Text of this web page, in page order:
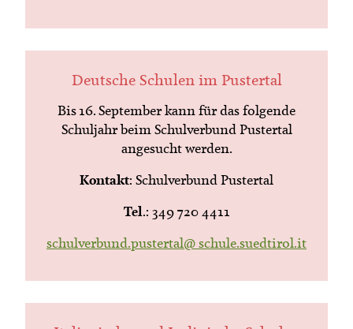
Deutsche Schulen im Pustertal
Bis 16. September kann für das folgende
Schuljahr beim Schulverbund Pustertal
angesucht werden.
Kontakt: Schulverbund Pustertal
Tel.: 349 720 4411
schulverbund.pustertal@ schule.suedtirol.it